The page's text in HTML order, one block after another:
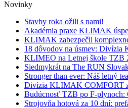
Novinky
Stavby roka ožili s nami!
Akadémia praxe KLIMAK
KLIMAK zabezpečil
18 dôvodov na úsmev: Divízia
KLIMEO na Letnej škole TZB
Siedmykrát na The RUN
Stronger than ever: Náš letný
Divízia KLIMAK COMFORT
Budúcnosť TZB po F-plynoch:
Strojovňa hotová za 10 dní: